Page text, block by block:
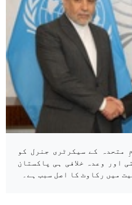
متحدہ کے سیکرٹری جنرل کو
اور وعدہ خلافی ہی پاکستان
میں رکاوٹ کا اصل سبب ہے۔